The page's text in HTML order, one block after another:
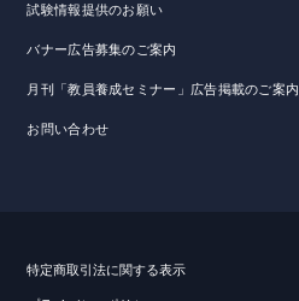
試験情報提供のお願い
バナー広告募集のご案内
月刊「教員養成セミナー」広告掲載のご案内
お問い合わせ
特定商取引法に関する表示